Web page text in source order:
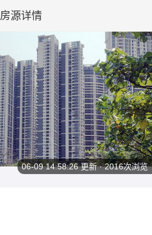
房源详情
06-09 14:58:26更新 · 2016次浏览